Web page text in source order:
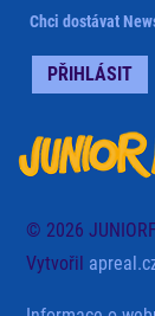
Chci dostávat
PŘIHLÁSIT
© 2026
Vytvořil